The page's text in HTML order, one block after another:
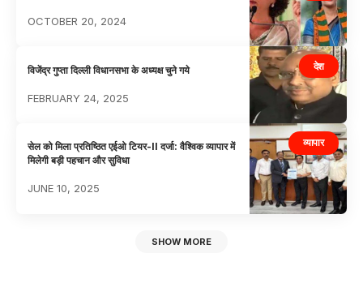
OCTOBER 20, 2024
देश
विजेंद्र गुप्ता दिल्ली विधानसभा के अध्यक्ष चुने गये
FEBRUARY 24, 2025
व्यापार
सेल को मिला प्रतिष्ठित एईओ टियर-II दर्जा: वैश्विक व्यापार में
मिलेगी बड़ी पहचान और सुविधा
JUNE 10, 2025
SHOW MORE